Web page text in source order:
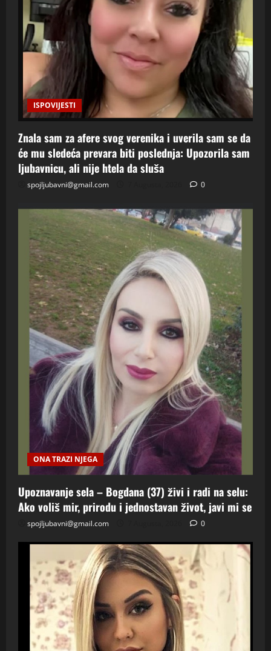
ISPOVIJESTI
Znala sam za afere svog verenika i uverila sam se da
će mu sledeća prevara biti poslednja: Upozorila sam
ljubavnicu, ali nije htela da sluša
spojljubavni@gmail.com 0
ONA TRAZI NJEGA
Upoznavanje sela – Bogdana (37) živi i radi na selu:
Ako voliš mir, prirodu i jednostavan život, javi mi se
spojljubavni@gmail.com 0